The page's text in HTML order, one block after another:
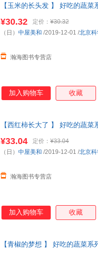
【玉米的长头发 】 好吃的蔬
¥30.32 定价： ¥30.32
瀚海图书专营店
（日） 中屋美和 /2019-12-01 /北京
加入购物车 收藏
【西红柿长大了 】 好吃的蔬
¥33.04 定价： ¥33.04
瀚海图书专营店
（日） 中屋美和 /2019-12-01 /北京
加入购物车 收藏
【青椒的梦想 】 好吃的蔬菜